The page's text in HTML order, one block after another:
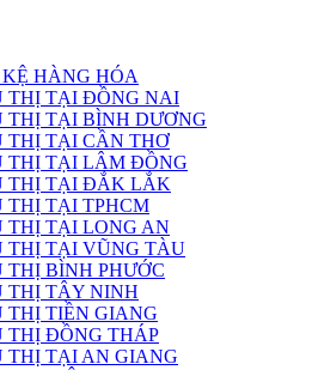
HÀNG HÓA
THỊ TẠI ĐỒNG NAI
THỊ TẠI BÌNH DƯƠNG
THỊ TẠI CẦN THƠ
THỊ TẠI LÂM ĐỒNG
THỊ TẠI ĐẮK LẮK
THỊ TẠI TPHCM
THỊ TẠI LONG AN
THỊ TẠI VŨNG TÀU
THỊ BÌNH PHƯỚC
THỊ TÂY NINH
THỊ TIỀN GIANG
THỊ ĐỒNG THÁP
THỊ TẠI AN GIANG